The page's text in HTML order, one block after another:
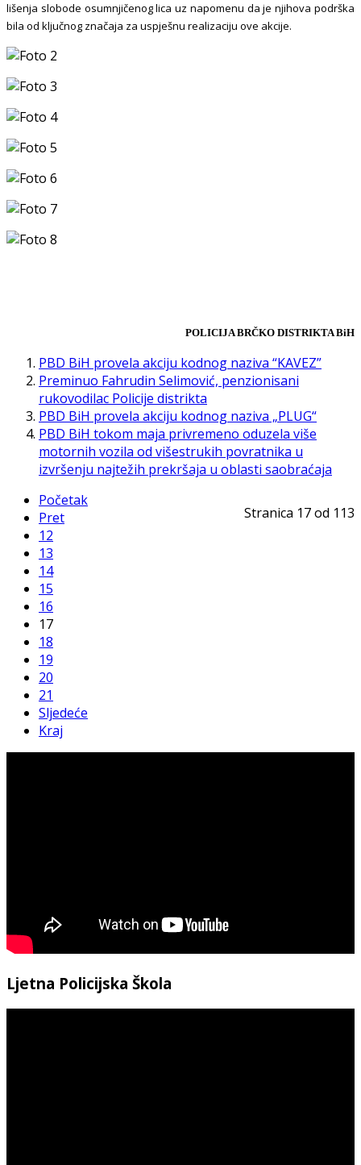
lišenja slobode osumnjičenog lica uz napomenu da je njihova podrška
bila od ključnog značaja za uspješnu realizaciju ove akcije.
POLICIJA BRČKO DISTRIKTABiH
PBD BiH provela akciju kodnog naziva “KAVEZ”
Preminuo Fahrudin Selimović, penzionisani
rukovodilac Policije distrikta
PBD BiH provela akciju kodnog naziva „PLUG“
PBD BiH tokom maja privremeno oduzela više
motornih vozila od višestrukih povratnika u
izvršenju najtežih prekršaja u oblasti saobraćaja
Stranica 17 od 113
Početak
Pret
12
13
14
15
16
17
18
19
20
21
Sljedeće
Kraj
Ljetna Policijska Škola